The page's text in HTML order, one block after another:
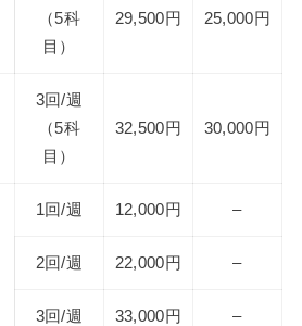
（5科
目）
29,500円 25,000円
3回/週
（5科
目）
32,500円 30,000円
1回/週 12,000円 –
2回/週 22,000円 –
3回/週 33,000円 –